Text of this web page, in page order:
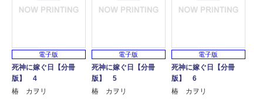
電子版
死神に嫁ぐ日【分冊
版】 4
椿 カヲリ
電子版
死神に嫁ぐ日【分冊
版】 5
椿 カヲリ
電子版
死神に嫁ぐ日【分冊
版】 6
椿 カヲリ